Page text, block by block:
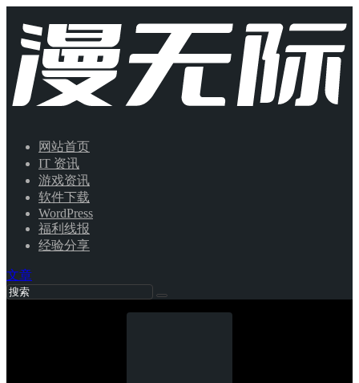
网站首页
IT 资讯
游戏资讯
软件下载
WordPress
福利线报
经验分享
文章